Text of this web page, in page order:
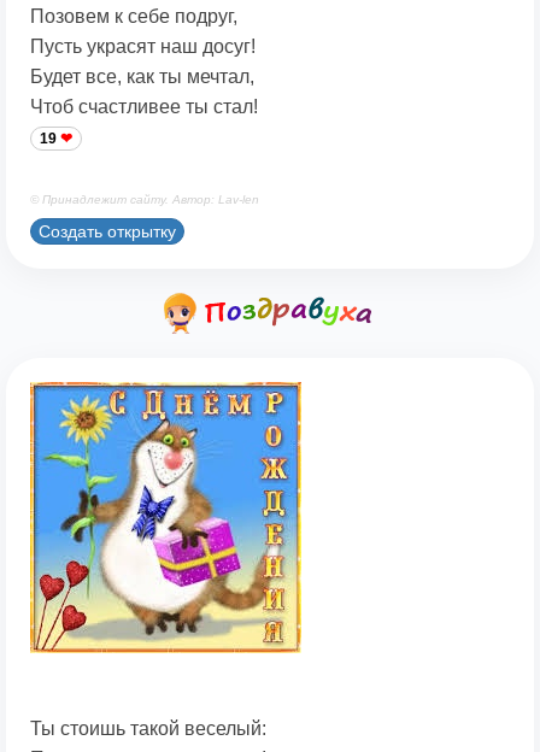
Позовем к себе подруг,
Пусть украсят наш досуг!
Будет все, как ты мечтал,
Чтоб счастливее ты стал!
19
© Принадлежит сайту. Автор: Lav-len
Создать открытку
Ты стоишь такой веселый: